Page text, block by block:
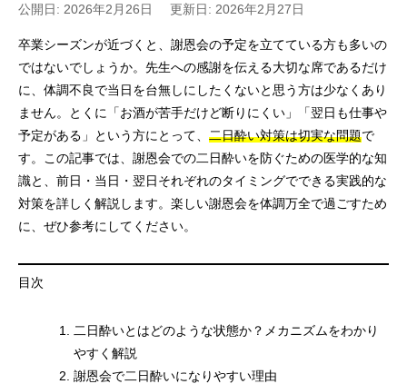
公開日: 2026年2月26日 更新日: 2026年2月27日
卒業シーズンが近づくと、謝恩会の予定を立てている方も多いの
ではないでしょうか。先生への感謝を伝える大切な席であるだけ
に、体調不良で当日を台無しにしたくないと思う方は少なくあり
ません。とくに「お酒が苦手だけど断りにくい」「翌日も仕事や
予定がある」という方にとって、 二日酔い対策は切実な問題で
す。この記事では、謝恩会での二日酔いを防ぐための医学的な知
識と、前日・当日・翌日それぞれのタイミングでできる実践的な
対策を詳しく解説します。楽しい謝恩会を体調万全で過ごすため
に、ぜひ参考にしてください。
目次
二日酔いとはどのような状態か？メカニズムをわかり
やすく解説
謝恩会で二日酔いになりやすい理由